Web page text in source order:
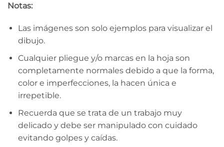
Notas:
Las imágenes son solo ejemplos para visualizar el
dibujo.
Cualquier pliegue y/o marcas en la hoja son
completamente normales debido a que la forma,
color e imperfecciones, la hacen única e
irrepetible.
Recuerda que se trata de un trabajo muy
delicado y debe ser manipulado con cuidado
evitando golpes y caídas.